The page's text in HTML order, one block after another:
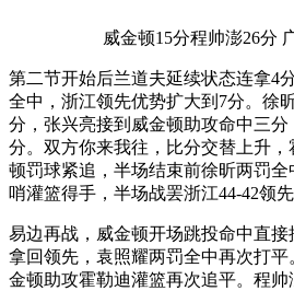
威金顿15分程帅澎26分
第二节开始后兰道夫延续状态连拿4
全中，浙江领先优势扩大到7分。徐
分，张兴亮接到威金顿助攻命中三
分。双方你来我往，比分交替上升
顿罚球紧追，半场结束前徐昕两罚
哨灌篮得手，半场战罢浙江44-42领先
易边再战，威金顿开场跳投命中直
拿回领先，袁照耀两罚全中再次打
金顿助攻霍勒迪灌篮再次追平。程帅